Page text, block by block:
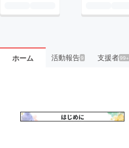
ホーム 活動報告9 支援者99+